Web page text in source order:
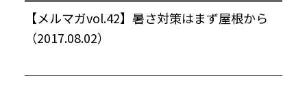
【メルマガvol.42】暑さ対策はまず屋根から
（2017.08.02）